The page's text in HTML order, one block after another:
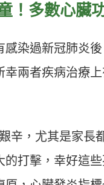
！多數心臟
感染過新冠肺炎
幸兩者疾病治療
辛，尤其是家長
的打擊，幸好這